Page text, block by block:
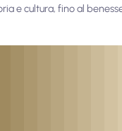
e cultura, fino al